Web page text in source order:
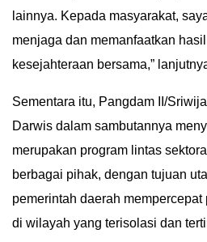
lainnya. Kepada masyarakat,
menjaga dan memanfaatkan
kesejahteraan bersama,”
Sementara itu, Pangdam II/
Darwis dalam sambutannya
merupakan program lintas
berbagai pihak, dengan tujuan
pemerintah daerah
di wilayah yang terisolasi dan